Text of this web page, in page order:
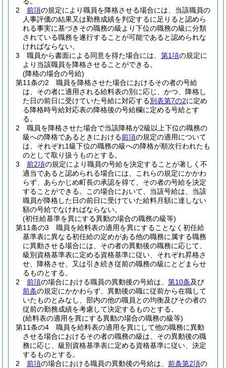
2
前項の規定により職員を降格させる場合には、当該職員の
人事評価の結果又は勤務成績を判定するに足りると認めら
れる事実に基づきその職務の級より下位の職務の級に分類
されている職務を遂行することが可能であると認められな
ければならない。
3
職員から書面による同意を得た場合には、 第1項の規定に
より当該職員を降格させることができる。
(降格の場合の号給)
第11条の2
職員を降格させた場合におけるその者の号給
は、その者に適用される給料表の別に応じ、かつ、降格し
た日の前日に受けていた号給に対応する別表第7の2に定め
る降格時号給対応表の降格後の号給欄に定める号給とす
る。
2
職員を降格させた場合で当該降格が2級以上下位の職務の
級への降格であるときにおける前項の規定の適用について
は、それぞれ1級下位の職務の級への降格が順次行われたも
のとして取り扱うものとする。
3
前2項の規定により職員の号給を決定することが著しく不
適当であると認められる場合には、これらの規定にかかわ
らず、あらかじめ町長の承認を得て、その者の号給を決定
することができる。
この場合において、当該号給は、当該
職員が降格した日の前日に受けていた給料月額に達しない
額の号給でなければならない。
(初任給基準を異にする異動の場合の職務の級等)
第11条の3
職員を給料表の適用を異にすることなく初任給
基準表に異なる初任給の定めがある他の職務に属する職務
に異動させる場合には、その者の異動後の職務に応じて、
級別資格基準表に定める資格基準に従い、それぞれ昇格さ
せ、降格させ、又は引き続き従前の職務の級にとどまらせ
るものとする。
2
前項の場合における職員の異動後の号給は、 第10条及び
前条の規定にかかわらず、異動後の職に従前から在職して
いたものとみなし、部内の他の職員との均衡及びその者の
従前の勤務成績を考慮して決定するものとする。
(給料表の適用を異にする異動の場合の職務の級等)
第11条の4
職員を給料表の適用を異にして他の職務に異動
させる場合におけるその者の職務の級は、その異動後の職
務に応じ、級別資格基準表に定める資格基準に従い、決定
するものとする。
2
前項の場合における職員の異動後の号給は、 前条第2項の